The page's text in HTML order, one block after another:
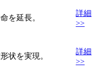
を延長。
詳細
>>
状を実現。
詳細
>>